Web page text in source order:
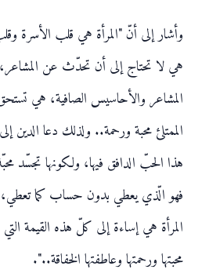
وأشار إلى أنّ "المرأة هي قلب الأسرة
هي لا تحتاج إلى أن تحدّث عن المشاعر،
المشاعر والأحاسيس الصافية، هي تستحق
الممتلئ محبة ورحمة.. ولذلك دعا الدين
هذا الحبّ الدافق فيها، ولكونها تجسّد
فهو الّذي يعطي بدون حساب كما تعطي،
المرأة هي إساءة إلى كلّ هذه القيمة
محبتها ورحمتها وعاطفتها الخفاقة..".